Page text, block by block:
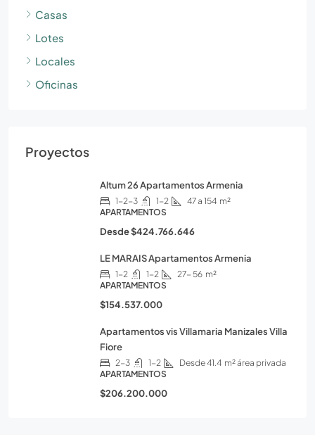
Casas
Lotes
Locales
Oficinas
Proyectos
Altum 26 Apartamentos Armenia
1-2-3 1-2 47 a 154 m²
APARTAMENTOS
Desde$424.766.646
LE MARAIS Apartamentos Armenia
1-2 1-2 27- 56 m²
APARTAMENTOS
$154.537.000
Apartamentos vis Villamaria Manizales Villa
Fiore
2-3 1-2 Desde 41.4 m² área privada
APARTAMENTOS
$206.200.000